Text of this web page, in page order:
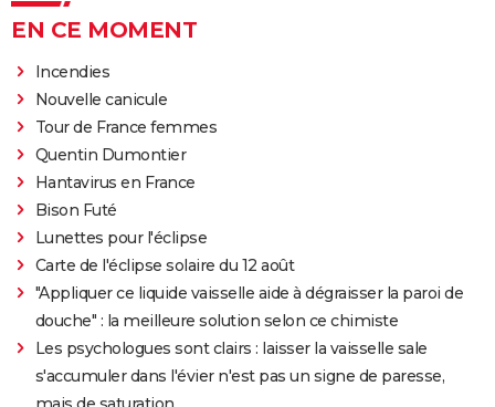
EN CE MOMENT
Incendies
Nouvelle canicule
Tour de France femmes
Quentin Dumontier
Hantavirus en France
Bison Futé
Lunettes pour l'éclipse
Carte de l'éclipse solaire du 12 août
"Appliquer ce liquide vaisselle aide à dégraisser la paroi de
douche" : la meilleure solution selon ce chimiste
Les psychologues sont clairs : laisser la vaisselle sale
s'accumuler dans l'évier n'est pas un signe de paresse,